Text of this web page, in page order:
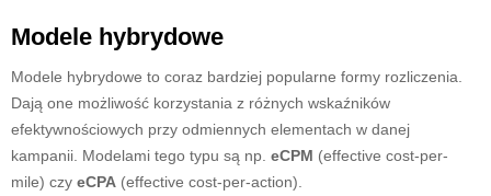
Modele hybrydowe
Modele hybrydowe to coraz bardziej popularne formy rozliczenia.
Dają one możliwość korzystania z różnych wskaźników
efektywnościowych przy odmiennych elementach w danej
kampanii. Modelami tego typu są np. eCPM (effective cost-per-
mile) czy eCPA (effective cost-per-action).